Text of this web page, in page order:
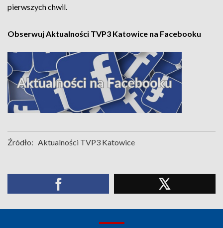
pierwszych chwil.
Obserwuj Aktualności TVP3 Katowice na Facebooku
Źródło: Aktualności TVP3 Katowice